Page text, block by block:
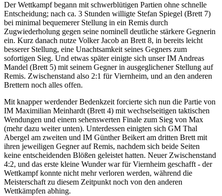
Der Wettkampf begann mit schwerblütigen Partien ohne schnelle
Entscheidung; nach ca. 3 Stunden willigte Stefan Spiegel (Brett 7)
bei minimal bequemerer Stellung in ein Remis durch
Zugwiederholung gegen seine nominell deutliche stärkere Gegnerin
ein. Kurz danach nutze Volker Jacob an Brett 8, in bereits leicht
besserer Stellung, eine Unachtsamkeit seines Gegners zum
sofortigen Sieg. Und etwas später einigte sich unser IM Andreas
Mandel (Brett 5) mit seinem Gegner in ausgeglichener Stellung auf
Remis. Zwischenstand also 2:1 für Viernheim, und an den anderen
Brettern noch alles offen.
Mit knapper werdender Bedenkzeit forcierte sich nun die Partie von
IM Maximilian Meinhardt (Brett 4) mit wechselseitigen taktischen
Wendungen und einem sehenswerten Finale zum Sieg von Max
(mehr dazu weiter unten). Unterdessen einigten sich GM Thal
Abergel am zweiten und IM Günther Beikert am dritten Brett mit
ihren jeweiligen Gegner auf Remis, nachdem sich beide Seiten
keine entscheidenden Blößen geleistet hatten. Neuer Zwischenstand
4:2, und das erste kleine Wunder war für Viernheim geschafft - der
Wettkampf konnte nicht mehr verloren werden, während die
Meisterschaft zu diesem Zeitpunkt noch von den anderen
Wettkämpfen abhing.